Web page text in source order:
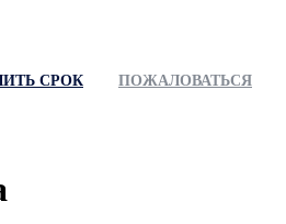
СРОК ПОЖАЛОВАТЬСЯ